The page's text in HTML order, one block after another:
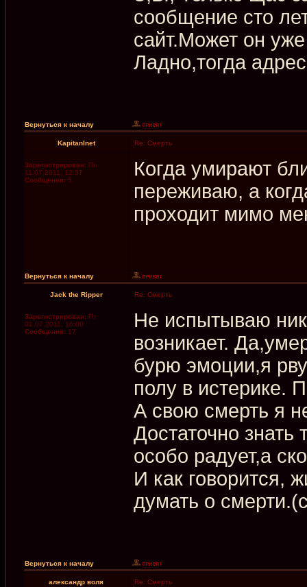
сообщение сто
сайт.Может он
Ладно,тогда
Вернуться к началу
KapitanInet Re: Смерть
Зарегистрирован: Пн
11.07.2011, 12:37
Сообщения: 5
Когда умирают
переживаю, а
проходит мимо
Вернуться к началу
Jack the Ripper Re: Смерть
Зарегистрирован: Пт
01.07.2011, 16:00
Сообщения: 17
Не испытываю
возникает.
бурю эмоции,я
полу в истерике.
А свою смерть я
Достаточно знать
особо радует,а
И как говорится,
думать о
Вернуться к началу
александр воля Re: Смерть